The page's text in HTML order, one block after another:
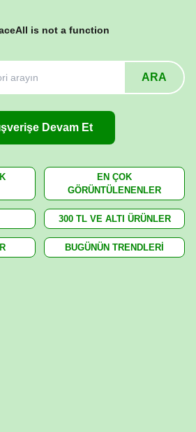
is not a function
ARA
Devam Et
EN ÇOK
GÖRÜNTÜLENENLER
300 TL VE ALTI ÜRÜNLER
BUGÜNÜN TRENDLERİ